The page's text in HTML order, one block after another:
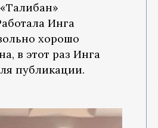
Инга
хорошо
в этот раз Инга
публикации.